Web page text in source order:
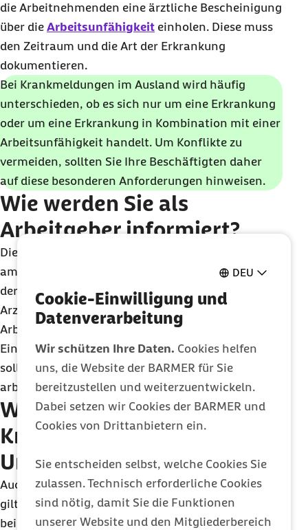
DEU
Cookie-Einwilligung und
Datenverarbeitung
Wir schützen Ihre Daten. Cookies helfen
uns, die Website der BARMER für Sie
bereitzustellen und weiterzuentwickeln.
Dabei setzen wir Cookies der BARMER und
Cookies von Drittanbietern ein.
Sie entscheiden selbst, welche Cookies Sie
zulassen. Technisch erforderliche Cookies
sind nötig, damit Sie die Funktionen
unserer Website und den Mitgliederbereich
die Arbeitnehmenden eine ärztliche Bescheinigung
über die Arbeitsunfähigkeit einholen. Diese muss
den Zeitraum und die Art der Erkrankung
dokumentieren.
Bei Krankmeldungen im Ausland wird häufig
unterschieden, ob es sich nur um eine Erkrankung
oder um eine Erkrankung in Kombination mit einer
Arbeitsunfähigkeit handelt. Um Konflikte zu
vermeiden, sollten Sie Ihre Beschäftigten daher
auf diese besonderen Anforderungen hinweisen.
Wie werden Sie als
Arbeitgeber informiert?
Die Information an den Arbeitgeber sollte sofort,
am besten am ersten Krankheitstag, erfolgen. In
der
Krankmeldungkann die ausländische
Arztpraxis auch angeben, wie lange die
Arbeitsunfähigkeit voraussichtlich dauern wird.
Eine spätere Einreichung des ärztlichen Attests
sollte vermieden werden, um mögliche
arbeitsrechtliche Konsequenzen zu vermeiden.
Was geschieht bei einer
Krankschreibung im
Urlaub?
Auch bei einerErkrankung während des Urlaubs
gilt die Pflicht zur unverzüglichen Krankmeldung
beim Arbeitgeber. Arbeitnehmende haben das